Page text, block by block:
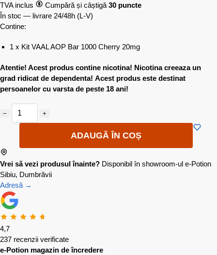
TVA inclus
Cumpără și câștigă 30 puncte
În stoc — livrare 24/48h (L-V)
Contine:
1 x Kit VAAL AOP Bar 1000 Cherry 20mg
Atentie! Acest produs contine nicotina! Nicotina creeaza un
grad ridicat de dependenta! Acest produs este destinat
persoanelor cu varsta de peste 18 ani!
− +
ADAUGĂ ÎN COȘ
Vrei să vezi produsul înainte? Disponibil în showroom-ul e-Potion
Sibiu, Dumbrăvii
Adresă →
4,7
237 recenzii verificate
e-Potion magazin de încredere